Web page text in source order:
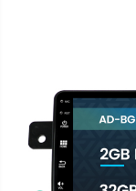
Telefoane mobile
Telefoane mobile
Telefoane mobile
Telefoane mobile